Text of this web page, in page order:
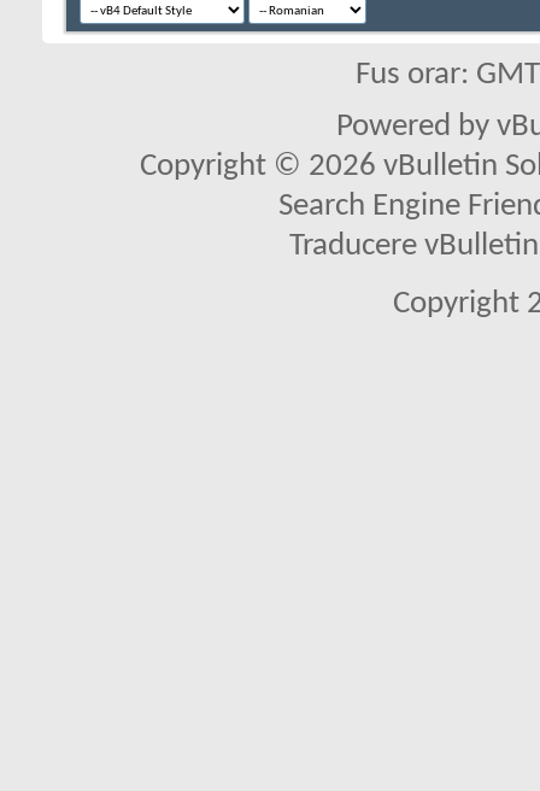
Fus orar:
Powered by
Copyright © 2026 vBulletin
Search Engine
Traducere
Copyright